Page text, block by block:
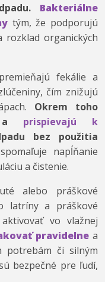
Bakteriálne
tým, že podporujú
rozklad organických
fekálie a
čím znižujú
Okrem toho
a prispievajú k
bez použitia
napĺňanie
a čistenie.
alebo práškové
latríny a práškové
vo vlažnej
pravidelne a
potrebám či silným
bezpečné pre ľudí,